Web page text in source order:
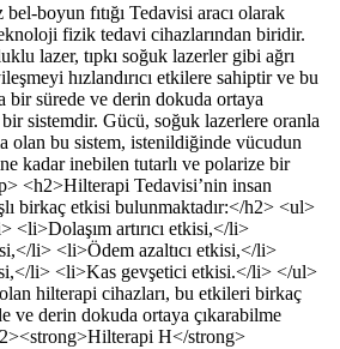
boyun fıtığı Tedavisi aracı olarak
fizik tedavi cihazlarından biridir.
lazer, tıpkı soğuk lazerler gibi ağrı
hızlandırıcı etkilere sahiptir ve bu
bir sürede ve derin dokuda ortaya
sistemdir. Gücü, soğuk lazerlere oranla
olan bu sistem, istenildiğinde vücudun
kadar inebilen tutarlı ve polarize bir
<h2>Hilterapi Tedavisi’nin insan
birkaç etkisi bulunmaktadır:</h2> <ul>
<li>Dolaşım artırıcı etkisi,</li>
li> <li>Ödem azaltıcı etkisi,</li>
li> <li>Kas gevşetici etkisi.</li> </ul>
hilterapi cihazları, bu etkileri birkaç
ve derin dokuda ortaya çıkarabilme
H</strong>